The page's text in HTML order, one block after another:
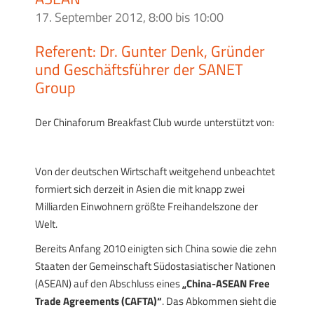
17. September 2012, 8:00bis 10:00
Referent: Dr. Gunter Denk, Gründer
und Geschäftsführer der SANET
Group
Der Chinaforum Breakfast Club wurde unterstützt von:
Von der deutschen Wirtschaft weitgehend unbeachtet
formiert sich derzeit in Asien die mit knapp zwei
Milliarden Einwohnern größte Freihandelszone der
Welt.
Bereits Anfang 2010 einigten sich China sowie die zehn
Staaten der Gemeinschaft Südostasiatischer Nationen
(ASEAN) auf den Abschluss eines„China-ASEAN Free
Trade Agreements (CAFTA)“. Das Abkommen sieht die